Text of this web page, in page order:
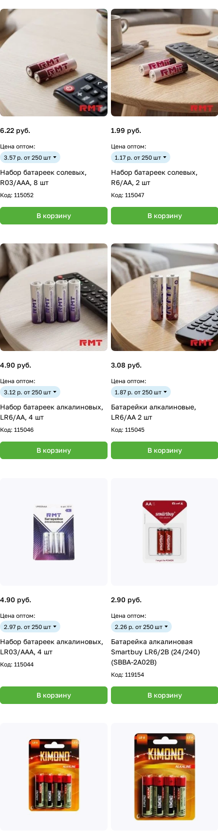
6.22 руб.
Цена оптом:
3.57 р. от 250 шт
Набор батареек солевых,
R03/AAA, 8 шт
Код: 115052
В корзину
1.99 руб.
Цена оптом:
1.17 р. от 250 шт
Набор батареек солевых,
R6/AA, 2 шт
Код: 115047
В корзину
4.90 руб.
Цена оптом:
3.12 р. от 250 шт
Набор батареек алкалиновых,
LR6/AA, 4 шт
Код: 115046
В корзину
3.08 руб.
Цена оптом:
1.87 р. от 250 шт
Батарейки алкалиновые,
LR6/AA 2 шт
Код: 115045
В корзину
4.90 руб.
Цена оптом:
2.97 р. от 250 шт
Набор батареек алкалиновых,
LR03/AAA, 4 шт
Код: 115044
В корзину
2.90 руб.
Цена оптом:
2.26 р. от 250 шт
Батарейка алкалиновая
Smartbuy LR6/2B (24/240)
(SBBA-2A02B)
Код: 119154
В корзину